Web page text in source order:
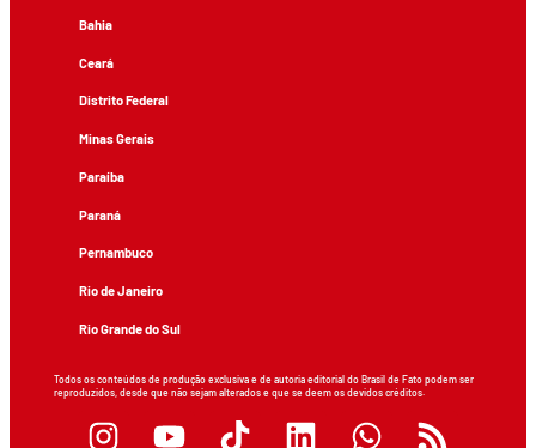
Bahia
Ceará
Distrito Federal
Minas Gerais
Paraíba
Paraná
Pernambuco
Rio de Janeiro
Rio Grande do Sul
Todos os conteúdos de produção exclusiva e de autoria editorial do Brasil de Fato podem ser
reproduzidos, desde que não sejam alterados e que se deem os devidos créditos.